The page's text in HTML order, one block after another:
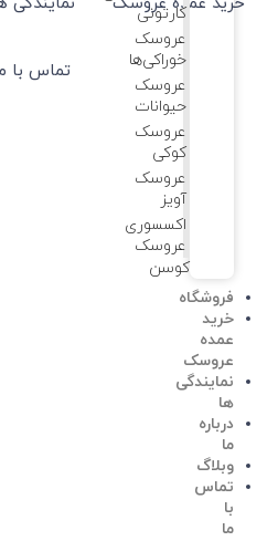
تماس با
کارتونی
عروسک
خوراکی‌ها
عروسک
حیوانات
عروسک
کوکی
عروسک
آویز
اکسسوری
عروسک
کوسن
فروشگاه
خرید
عمده
عروسک
نمایندگی
ها
درباره
ما
وبلاگ
تماس
با
ما